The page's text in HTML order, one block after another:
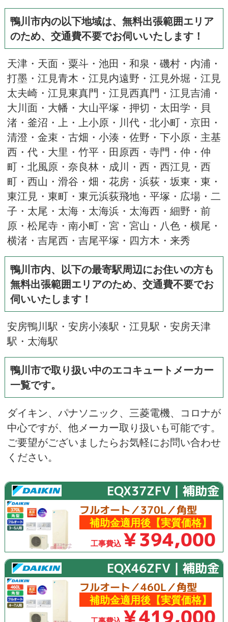
鴨川市内の以下地域は、無料出張範囲エリア
のため、交通費不要でお伺いいたします！
天津・天面・粟斗・池田・和泉・磯村・内浦・
打墨・江見青木・江見内遠野・江見外堀・江見
太夫崎・江見東真門・江見西真門・江見吉浦・
大川面・大幡・大山平塚・押切・太田学・貝
渚・釜沼・上・上小原・川代・北小町・京田・
清澄・金束・古畑・小湊・佐野・下小原・主基
西・代・大里・竹平・田原西・寺門・仲・仲
町・北風原・奈良林・成川・西・西江見・西
町・西山・滑谷・畑・花房・浜荻・坂東・東・
東江見・東町・東元浜荻飛地・平塚・広場・二
子・太尾・太海・太海浜・太海西・細野・前
原・松尾寺・南小町・宮・宮山・八色・横尾・
横渚・吉尾西・吉尾平塚・四方木・来秀
鴨川市内、以下の最寄駅周辺にお住いの方も
無料出張範囲エリアのため、交通費不要でお
伺いいたします！
安房鴨川駅・安房小湊駅・江見駅・安房天津
駅・太海駅
鴨川市で取り扱い中のエコキュートメーカー
一覧です。
ダイキン、 パナソニック、 三菱電機、 コロナが
中心ですが、他メーカー取り扱いも可能です。
ご要望がございましたらお気軽にお問い合わせ
ください。
EQX37ZFV｜補助金
フルオート／370L／角型
補助金適用後【実質価格】
工事費込 ￥394,000
EQX46ZFV｜補助金
フルオート／460L／角型
補助金適用後【実質価格】
￥419,000